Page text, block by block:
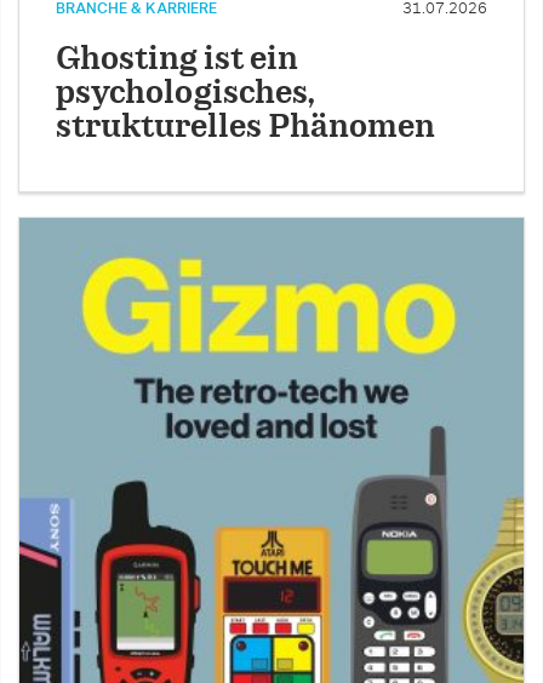
BRANCHE & KARRIERE 31.07.2026
Ghosting ist ein
psychologisches,
strukturelles Phänomen